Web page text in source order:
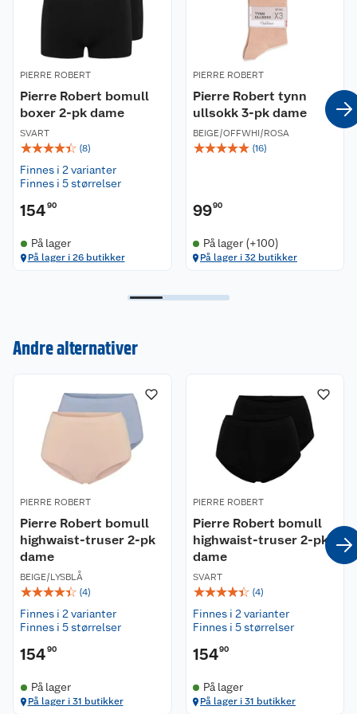
Middels høy midje
Elastisk linning
70% bomull, 20% LENZING™ ECOVERO™ og 10%
elastan
Passform:
Normal midje. Normal passform.
Vaskeanvisning:
Vaskes på 60 grader med lignende farger.
Forpakningen er laget i resirkulerte materialer.
Les mer om hvordan Pierre Robert jobber med å
PIERRE ROBERT
Pierre Robert bomull
boxer 2-pk dame
SVART
☆☆☆☆☆ (8)
Finnes i 2 varianter
Finnes i 5 størrelser
15490
På lager
På lager i 26 butikker
PIERRE ROBERT
Pierre Robert tynn
ullsokk 3-pk dame
BEIGE/OFFWHI/ROSA
☆☆☆☆☆ (16)
9990
På lager (+100)
På lager i 32 butikker
Andre alternativer
PIERRE ROBERT
Pierre Robert bomull
highwaist-truser 2-pk
dame
BEIGE/LYSBLÅ
☆☆☆☆☆ (4)
Finnes i 2 varianter
Finnes i 5 størrelser
15490
På lager
På lager i 31 butikker
PIERRE ROBERT
Pierre Robert bomull
highwaist-truser 2-pk
dame
SVART
☆☆☆☆☆ (4)
Finnes i 2 varianter
Finnes i 5 størrelser
15490
På lager
På lager i 31 butikker
Om oss
Nyheter
Våre butikker
Våre merkevarer
Coop kjeder
Ledige stillinger
Bærekraft
Kontakt oss
Angre- og returrett
Reklamasjon og garanti
Ofte stilte spørsmål
Betalingsalternativer
Leveringsalternativer
Pakkesporing
Åpent kjøp
Coop medlem